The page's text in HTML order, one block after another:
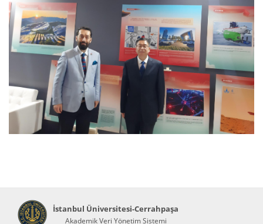
İstanbul Üniversitesi-Cerrahpaşa
Akademik Veri Yönetim Sistemi